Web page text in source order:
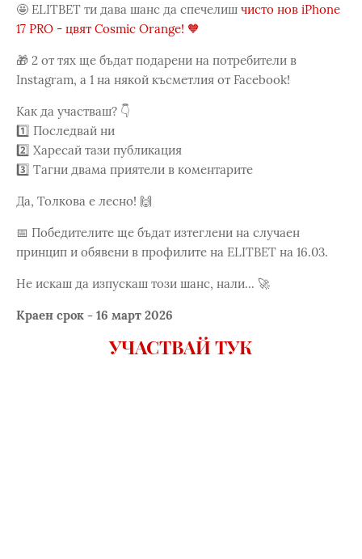
🤩 ELITBET ти дава шанс да спечелиш чисто нов iPhone
17 PRO - цвят Cosmic Orange! 🧡
🎁 2 от тях ще бъдат подарени на потребители в
Instagram, а 1 на някой късметлия от Facebook!
Как да участваш? 👇
1️⃣ Последвай ни
2️⃣ Харесай тази публикация
3️⃣ Тагни двама приятели в коментарите
Да, Толкова е лесно! 🙌
📅 Победителите ще бъдат изтеглени на случаен
принцип и обявени в профилите на ELITBET на 16.03.
Не искаш да изпускаш този шанс, нали... 🚀
Краен срок - 16 март 2026
УЧАСТВАЙ ТУК